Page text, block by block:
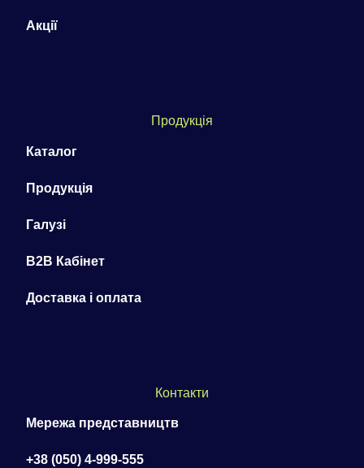
Акції
Продукція
Каталог
Продукція
Галузі
B2B Кабінет
Доставка і оплата
Контакти
Мережа представництв
+38 (050) 4-999-555